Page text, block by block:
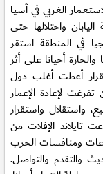
الغربي في آسيا
واحتلالها حتى
في المنطقة استقر
أحيانا على أثر
أعطت أغلب دول
تفرغت لإعادة الإعمار
واستقلال واستقرار
تايلاند الإفلات من
ومنافسات الحرب
والتقدم والتواصل.